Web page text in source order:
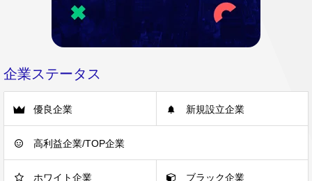
企業ステータス
優良企業 新規設立企業
高利益企業/TOP企業
ホワイト企業 ブラック企業